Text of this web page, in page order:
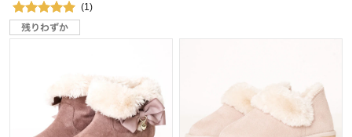
(1)